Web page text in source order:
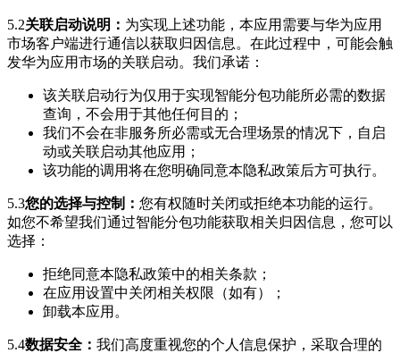
5.2关联启动说明： 为实现上述功能，本应用需要与华为应用
市场客户端进行通信以获取归因信息。在此过程中，可能会触
发华为应用市场的关联启动。我们承诺：
该关联启动行为仅用于实现智能分包功能所必需的数据
查询，不会用于其他任何目的；
我们不会在非服务所必需或无合理场景的情况下，自启
动或关联启动其他应用；
该功能的调用将在您明确同意本隐私政策后方可执行。
5.3您的选择与控制： 您有权随时关闭或拒绝本功能的运行。
如您不希望我们通过智能分包功能获取相关归因信息，您可以
选择：
拒绝同意本隐私政策中的相关条款；
在应用设置中关闭相关权限（如有）；
卸载本应用。
5.4数据安全： 我们高度重视您的个人信息保护，采取合理的